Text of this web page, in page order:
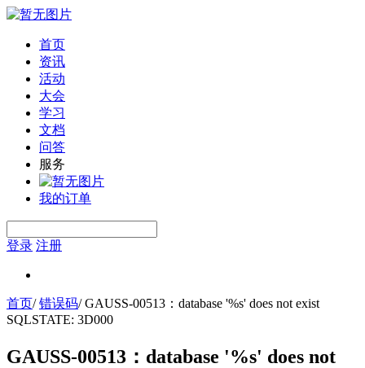
首页
资讯
活动
大会
学习
文档
问答
服务
我的订单
登录 注册
首页/错误码/GAUSS-00513：database '%s' does not exist
SQLSTATE: 3D000
GAUSS-00513：database '%s' does not